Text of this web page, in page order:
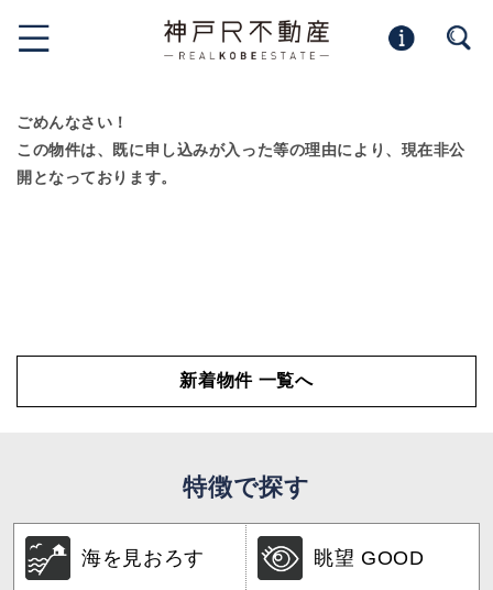
ごめんなさい！
この物件は、既に申し込みが入った等の理由により、現在非公
開となっております。
新着物件 一覧へ
特徴で探す
海を見おろす 眺望 GOOD